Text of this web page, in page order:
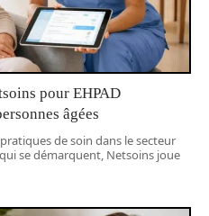
pour EHPAD
âgées
de soin dans le secteur
se démarquent, Netsoins joue